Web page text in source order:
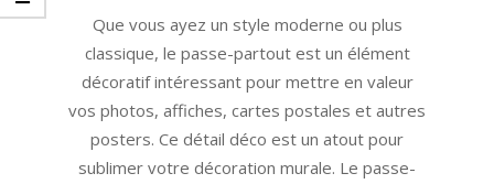
Que vous ayez un style moderne ou plus
classique, le passe-partout est un élément
décoratif intéressant pour mettre en valeur
vos photos, affiches, cartes postales et autres
posters. Ce détail déco est un atout pour
sublimer votre décoration murale. Le passe-